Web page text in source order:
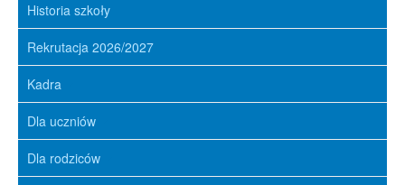
Historia szkoły
Rekrutacja 2026/2027
Kadra
Dla uczniów
Dla rodziców